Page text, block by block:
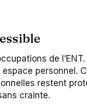
de
personnel.
restent
crainte.